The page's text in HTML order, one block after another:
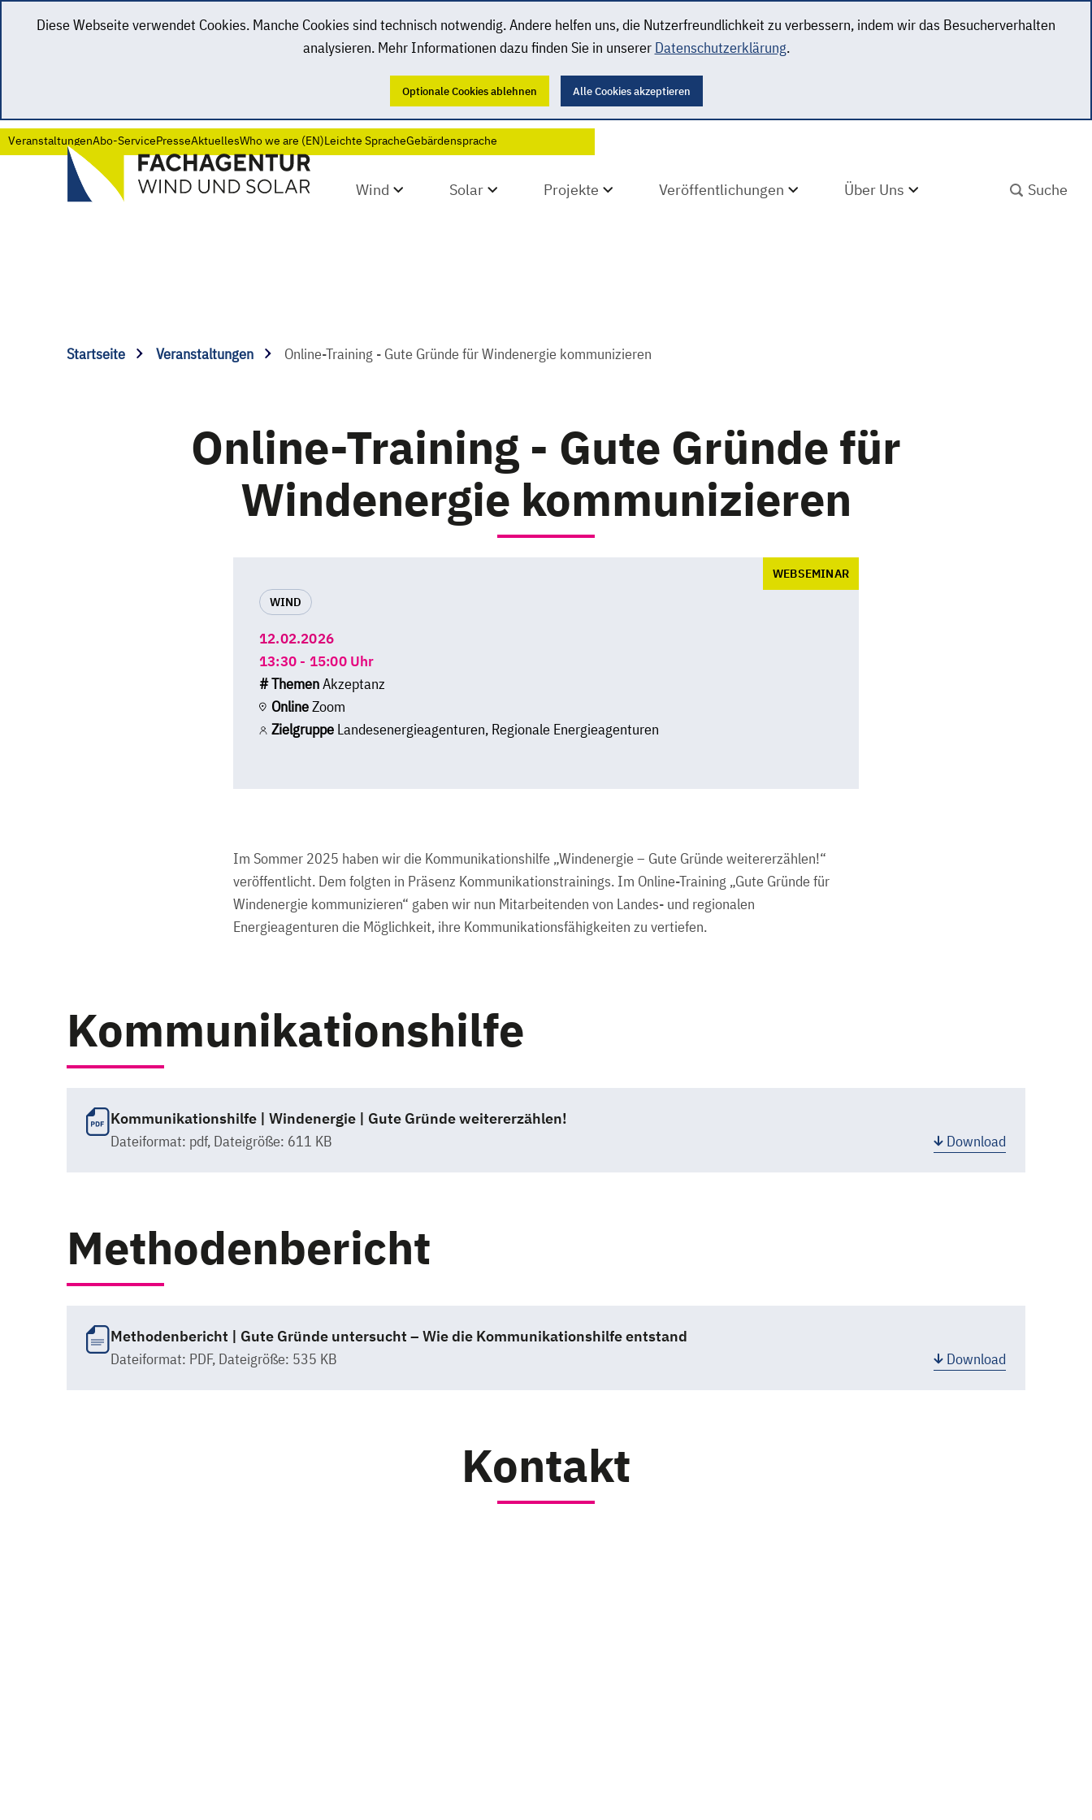
Diese Webseite verwendet Cookies. Manche Cookies sind technisch notwendig. Andere helfen uns, die Nutzerfreundlichkeit zu verbessern, indem wir das Besucherverhalten
analysieren. Mehr Informationen dazu finden Sie in unserer Datenschutzerklärung.
Optionale Cookies ablehnen Alle Cookies akzeptieren
VeranstaltungenAbo-ServicePresseAktuellesWho we are (EN)Leichte SpracheGebärdensprache
Wind Solar Projekte Veröffentlichungen Über Uns
Startseite Veranstaltungen Online-Training - Gute Gründe für Windenergie kommunizieren
Online-Training - Gute Gründe für
Windenergie kommunizieren
WEBSEMINAR
WIND
12.02.2026
13:30 - 15:00 Uhr
# ThemenAkzeptanz
OnlineZoom
Zielgruppe Landesenergieagenturen, Regionale Energieagenturen
Im Sommer 2025 haben wir die Kommunikationshilfe „Windenergie – Gute Gründe weitererzählen!“
veröffentlicht. Dem folgten in Präsenz Kommunikationstrainings. Im Online-Training „Gute Gründe für
Windenergie kommunizieren“ gaben wir nun Mitarbeitenden von Landes- und regionalen
Energieagenturen die Möglichkeit, ihre Kommunikationsfähigkeiten zu vertiefen.
Kommunikationshilfe
Kommunikationshilfe | Windenergie | Gute Gründe weitererzählen!
Dateiformat: pdf, Dateigröße: 611 KB Download
Methodenbericht
Methodenbericht | Gute Gründe untersucht – Wie die Kommunikationshilfe entstand
Dateiformat: PDF, Dateigröße: 535 KB Download
Kontakt